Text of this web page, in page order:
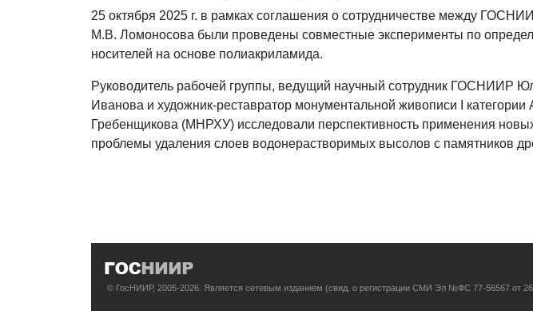
25 октября 2025 г. в рамках соглашения о сотрудничестве между
М.В. Ломоносова были проведены совместные эксперименты по
носителей на основе полиакриламида.
Руководитель рабочей группы, ведущий научный сотрудник ГОСНИИР
Иванова и художник-реставратор монументальной живописи I
Гребенщикова (МНРХУ) исследовали перспективность применения
проблемы удаления слоев водонерастворимых высолов с памятников
© ГосНИИР, 2005-2026. Является сетевым изданием (свид. о регистрации СМИ Эл №ФС 77-56567 от